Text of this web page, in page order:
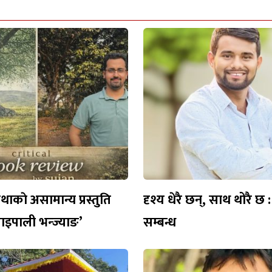
असामान्य प्रस्तुति
भन्ज्याङ’
दृश्य धेरै छन्, साथ थोरै छ :
सम्बन्ध